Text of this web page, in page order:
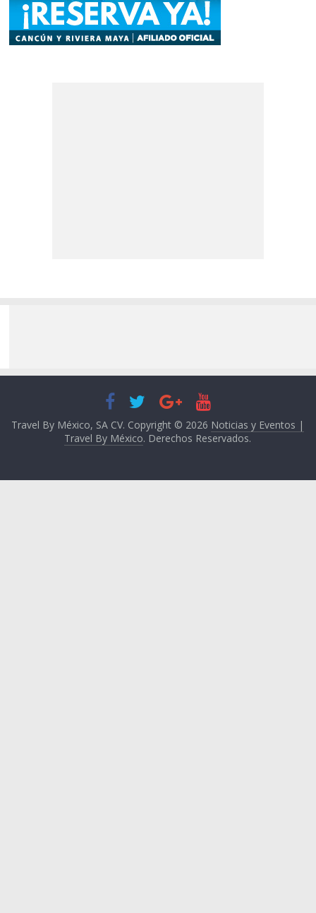
Travel By México, SA CV. Copyright © 2026 Noticias y Eventos |
Travel By México. Derechos Reservados.